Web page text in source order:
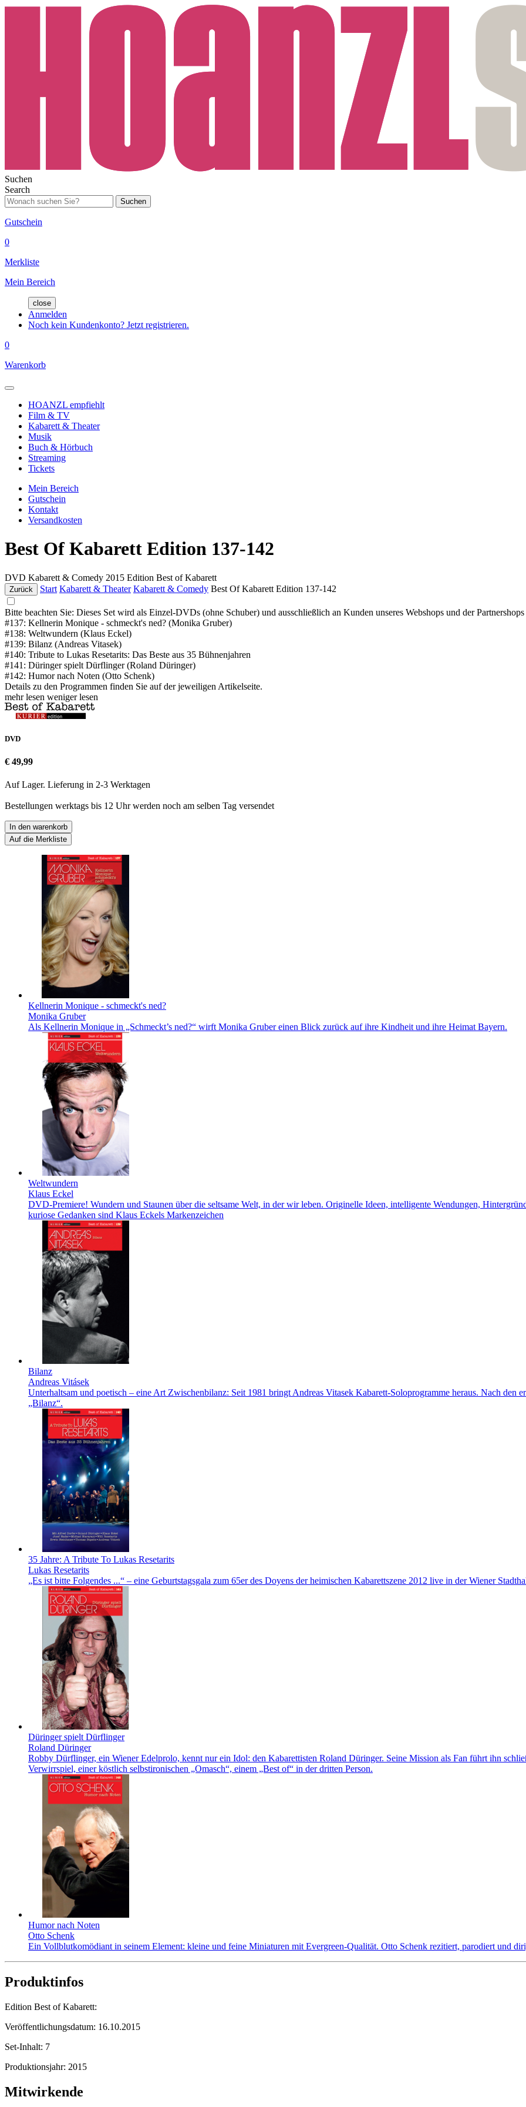
Suchen
Search
Suchen
Gutschein
0
Merkliste
Mein Bereich
close
Anmelden
Noch kein Kundenkonto? Jetzt registrieren.
0
Warenkorb
HOANZL empfiehlt
Film & TV
Kabarett & Theater
Musik
Buch & Hörbuch
Streaming
Tickets
Mein Bereich
Gutschein
Kontakt
Versandkosten
Best Of Kabarett Edition 137-142
DVD Kabarett & Comedy 2015 Edition Best of Kabarett
Zurück Start Kabarett & Theater Kabarett & Comedy Best Of Kabarett Edition 137-142
Bitte beachten Sie: Dieses Set wird als Einzel-DVDs (ohne Schuber) und ausschließlich an Kunden unseres Webshops und der
#137: Kellnerin Monique - schmeckt's ned? (Monika Gruber)
#138: Weltwundern (Klaus Eckel)
#139: Bilanz (Andreas Vitasek)
#140: Tribute to Lukas Resetarits: Das Beste aus 35 Bühnenjahren
#141: Düringer spielt Dürflinger (Roland Düringer)
#142: Humor nach Noten (Otto Schenk)
Details zu den Programmen finden Sie auf der jeweiligen Artikelseite.
mehr lesen weniger lesen
DVD
€ 49,99
Auf Lager. Lieferung in 2-3 Werktagen
Bestellungen werktags bis 12 Uhr werden noch am selben Tag versendet
In den warenkorb
Auf die Merkliste
Kellnerin Monique - schmeckt's ned?
Monika Gruber
Als Kellnerin Monique in „Schmeckt’s ned?“ wirft Monika Gruber einen Blick zurück auf ihre Kindheit und ihre Heimat Bayern.
Weltwundern
Klaus Eckel
DVD-Premiere! Wundern und Staunen über die seltsame Welt, in der wir leben. Originelle Ideen, intelligente Wendungen,
kuriose Gedanken sind Klaus Eckels Markenzeichen
Bilanz
Andreas Vitásek
Unterhaltsam und poetisch – eine Art Zwischenbilanz: Seit 1981 bringt Andreas Vitasek Kabarett-Soloprogramme heraus. Nach den
„Bilanz“.
35 Jahre: A Tribute To Lukas Resetarits
Lukas Resetarits
„Es ist bitte Folgendes ...“ – eine Geburtstagsgala zum 65er des Doyens der heimischen Kabarettszene 2012 live in der Wiener
Düringer spielt Dürflinger
Roland Düringer
Robby Dürflinger, ein Wiener Edelprolo, kennt nur ein Idol: den Kabarettisten Roland Düringer. Seine Mission als Fan führt ihn
Verwirrspiel, einer köstlich selbstironischen „Omasch“, einem „Best of“ in der dritten Person.
Humor nach Noten
Otto Schenk
Ein Vollblutkomödiant in seinem Element: kleine und feine Miniaturen mit Evergreen-Qualität. Otto Schenk rezitiert, parodiert und
Produktinfos
Edition Best of Kabarett:
Veröffentlichungsdatum: 16.10.2015
Set-Inhalt: 7
Produktionsjahr: 2015
Mitwirkende